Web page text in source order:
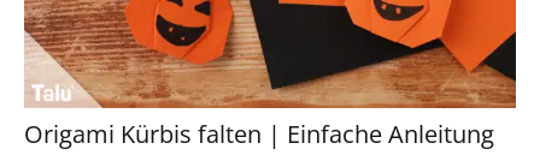
Origami Kürbis falten | Einfache Anleitung